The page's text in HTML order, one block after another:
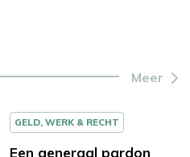
Meer
GELD, WERK & RECHT
Een generaal pardon